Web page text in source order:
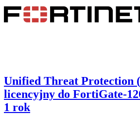
Unified Threat Protection
licencyjny do FortiGate-
1 rok